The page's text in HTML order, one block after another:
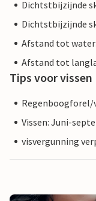
Dichtstbijzijnde
Dichtstbijzijnde
Afstand tot
Afstand tot
Tips voor vissen
Vissen: Juni-
visvergunning